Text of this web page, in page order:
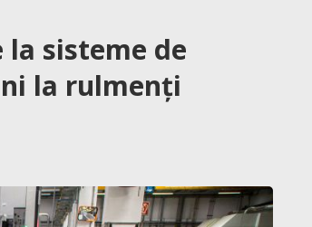
la sisteme de
la rulmenți